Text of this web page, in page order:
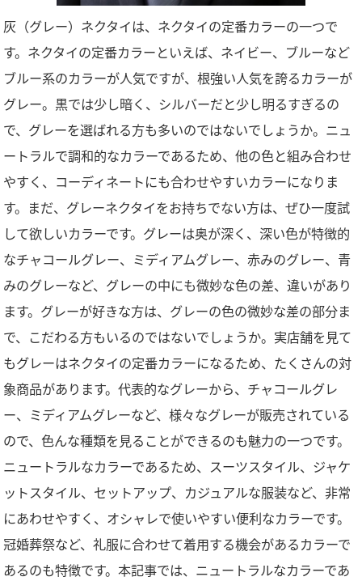
灰（グレー）ネクタイは、ネクタイの定番カラーの一つで
す。ネクタイの定番カラーといえば、ネイビー、ブルーなど
ブルー系のカラーが人気ですが、根強い人気を誇るカラーが
グレー。黒では少し暗く、シルバーだと少し明るすぎるの
で、グレーを選ばれる方も多いのではないでしょうか。ニュ
ートラルで調和的なカラーであるため、他の色と組み合わせ
やすく、コーディネートにも合わせやすいカラーになりま
す。まだ、グレーネクタイをお持ちでない方は、ぜひ一度試
して欲しいカラーです。グレーは奥が深く、深い色が特徴的
なチャコールグレー、ミディアムグレー、赤みのグレー、青
みのグレーなど、グレーの中にも微妙な色の差、違いがあり
ます。グレーが好きな方は、グレーの色の微妙な差の部分ま
で、こだわる方もいるのではないでしょうか。実店舗を見て
もグレーはネクタイの定番カラーになるため、たくさんの対
象商品があります。代表的なグレーから、チャコールグレ
ー、ミディアムグレーなど、様々なグレーが販売されている
ので、色んな種類を見ることができるのも魅力の一つです。
ニュートラルなカラーであるため、スーツスタイル、ジャケ
ットスタイル、セットアップ、カジュアルな服装など、非常
にあわせやすく、オシャレで使いやすい便利なカラーです。
冠婚葬祭など、礼服に合わせて着用する機会があるカラーで
あるのも特徴です。本記事では、ニュートラルなカラーであ